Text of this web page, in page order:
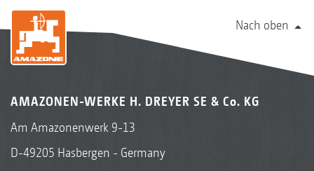
Nach oben
AMAZONEN-WERKE H. DREYER SE & Co. KG
Am Amazonenwerk 9-13
D-49205 Hasbergen - Germany